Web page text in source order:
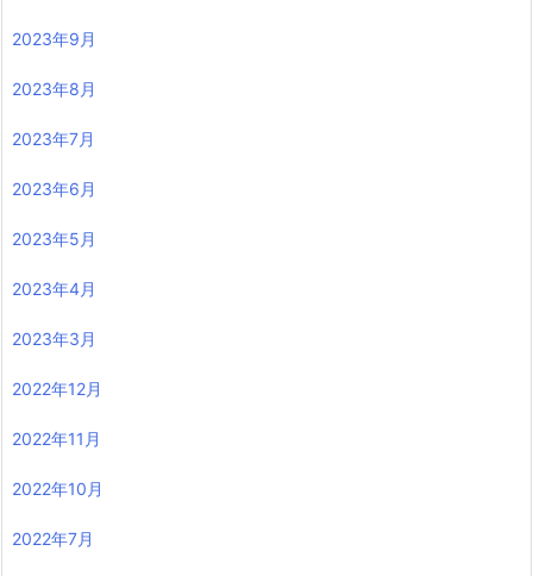
2023年9月
2023年8月
2023年7月
2023年6月
2023年5月
2023年4月
2023年3月
2022年12月
2022年11月
2022年10月
2022年7月